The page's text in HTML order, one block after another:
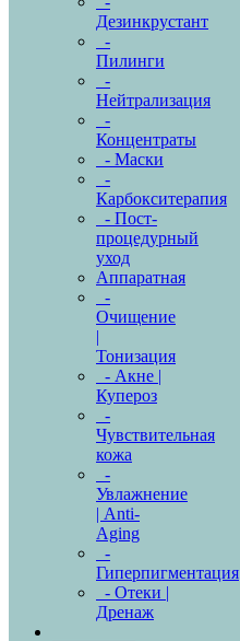
Дезинкрустант
-
Пилинги
-
Нейтрализация
-
Концентраты
- Маски
-
Карбокситерапия
- Пост-
процедурный
уход
Аппаратная
-
Очищение
|
Тонизация
- Акне |
Купероз
-
Чувствительная
кожа
-
Увлажнение
| Anti-
Aging
-
Гиперпигментация
- Отеки |
Дренаж